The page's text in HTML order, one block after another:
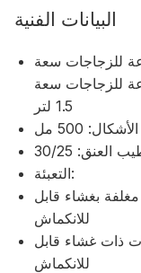
البيانات الفنية
برميل/ساعة للزجاجات سعة
برميل/ساعة للزجاجات سعة
1.5 لتر
العنق: 30/25
التعبئة:
مل: 24 عبوة مغلفة بغشاء قابل
للانكماش
لتر: عبوات 6 عبوات ذات غشاء قابل
للانكماش